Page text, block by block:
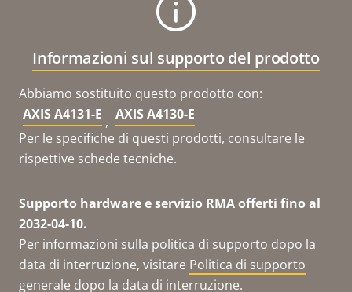
Informazioni sul supporto del prodotto
Abbiamo sostituito questo prodotto con:
AXIS A4131-E , AXIS A4130-E
Per le specifiche di questi prodotti, consultare le
rispettive schede tecniche.
Supporto hardware e servizio RMA offerti fino al
2032-04-10.
Per informazioni sulla politica di supporto dopo la
data di interruzione, visitare Politica di supporto
generale dopo la data di interruzione.